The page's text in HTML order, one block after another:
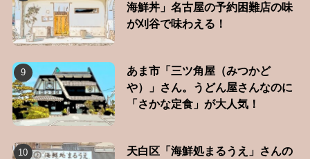
海鮮丼」名古屋の予約困難店の味
が刈谷で味わえる！
あま市「三ツ角屋（みつかど
や）」さん。うどん屋さんなのに
「さかな定食」が大人気！
天白区「海鮮処まるうえ」さんの